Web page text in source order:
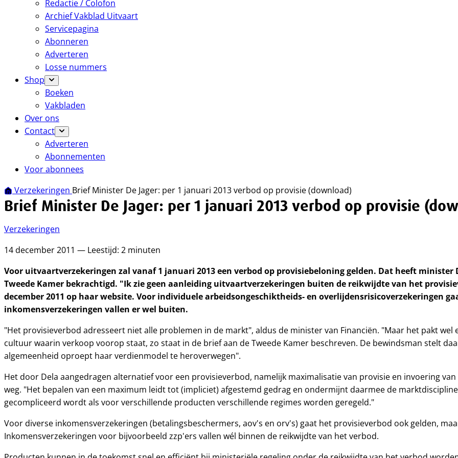
Redactie / Colofon
Archief Vakblad Uitvaart
Servicepagina
Abonneren
Adverteren
Losse nummers
Shop
Boeken
Vakbladen
Over ons
Contact
Adverteren
Abonnementen
Voor abonnees
Verzekeringen Brief Minister De Jager: per 1 januari 2013 verbod op provisie (download)
Brief Minister De Jager: per 1 januari 2013 verbod op provisie
Verzekeringen
14 december 2011 — Leestijd: 2 minuten
Voor uitvaartverzekeringen zal vanaf 1 januari 2013 een verbod op provisiebeloning gelden. Dat heeft minister
Tweede Kamer bekrachtigd. "Ik zie geen aanleiding uitvaartverzekeringen buiten de reikwijdte van het
december 2011 op haar website. Voor individuele arbeidsongeschiktheids- en overlijdensrisicoverzekeringen
inkomensverzekeringen vallen er wel buiten.
"Het provisieverbod adresseert niet alle problemen in de markt", aldus de minister van Financiën. "Maar het pakt
cultuur waarin verkoop voorop staat, zo staat in de brief aan de Tweede Kamer beschreven. De bewindsman stelt
algemeenheid oproept haar verdienmodel te heroverwegen".
Het door Dela aangedragen alternatief voor een provisieverbod, namelijk maximalisatie van provisie en invoering
weg. "Het bepalen van een maximum leidt tot (impliciet) afgestemd gedrag en ondermijnt daarmee de
gecompliceerd wordt als voor verschillende producten verschillende regimes worden geregeld."
Voor diverse inkomensverzekeringen (betalingsbeschermers, aov's en orv's) gaat het provisieverbod ook gelden,
Inkomensverzekeringen voor bijvoorbeeld zzp'ers vallen wél binnen de reikwijdte van het verbod.